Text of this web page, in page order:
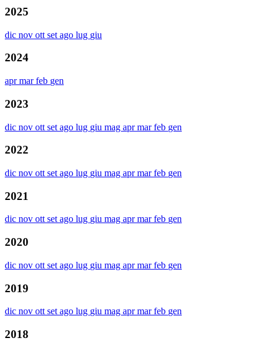
2025
dic nov ott set ago lug giu
2024
aprmarfeb gen
2023
dic nov ott set ago lug giu mag aprmarfeb gen
2022
dic nov ott set ago lug giu mag aprmarfeb gen
2021
dic nov ottsetago lug giu mag aprmarfeb gen
2020
dic nov ott set ago lug giu mag aprmarfeb gen
2019
dic nov ott set ago lug giu mag aprmarfeb gen
2018